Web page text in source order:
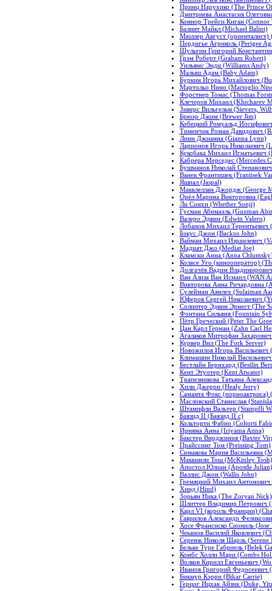
Принц Нарухико (The Prince
Дмитриева Анастасия
Коннор Трейси Киган (Connor
Балинт Майкл (Michael Balint)
Мюллер Август
Пердигье Агриколь (Perigee
Шульгин Григорий
Грэм Роберт (Graham Robert)
Уильямс Энди (Williams Andy)
Малыш Адам (Baby Adam)
Буркин Игорь Михайлович
Мартольо Нино (Martoglio
Форстнер Томас (Thomas
Клечеров Михаил (Klucharev
Зиверс Вильгельм (Sievers,
Брюэр Джим (Brewer Jim)
Кобецкий Ромуальд
Тименчик Роман Давидович
Линн Джианна (Gianna Lynn)
Ларионов Игорь Николаевич
Кукобака Михаил
Кабрера Мерседес (Mercedes
Бушманов Николай
Ванек Франтишек (Frantisek
Яшпал (Jaspal)
Макклеллан Джордж (George
Орёл Марина Викторовна
Ли Сонхи (Whether Sonji)
Гусман Абимаэль (Guzman
Валеро Эдвин (Edwin Valero)
Лобанов Михаил
Бэкус Джон (Backus John)
Вайман Михаил Израилевич
Мадиат Джо (Mediat Joe)
Кламски Анна (Anna
Коласе Уго (кинооператор)
Долгачёв Вадим
Ван Азиза Ван Исмаил (WAN
Викторова Анна Ричардовна
Сулейман Аянлех (Sulaiman
Юферов Сергей Николаевич
Солпитер Эдвин Эрнест (The
Фонтана Сильвия (Fountain
Пётр Греческий (Peter The
Цан Карл Герман (Zahn Carl
Агалаков Митрофан
Курвер Вил (The Fork Server)
Новожилов Игорь
Климашин Николай
Бестлайн Бернхард (Bestlin
Кент Этуотер (Kent Atwater)
Трапезникова Татьяна
Хили Джерри (Healy Jerry)
Саманта Фокс (порноактриса)
Масловский Станислав
Штампфли Вальтер (Stampfli
Баязид II (Баязид II с)
Кольторти Фабио (Coltorti
Ирияма Анна (Iriyama Anna)
Бакстер Вирджиния (Baxter
Прайссинг Том (Preissing Tom)
Симакова Мария Васильевна
Маккинли Тош (McKinley Tosh)
Апостол Юлиан (Apostle Julian)
Валлис Джон (Wallis John)
Гремяцкий Михаил
Хинд (Hind)
Зорьян Ника (The Zoryan Nick)
Шлиттер Владимир Петрович
Карл VI (король Франции)
Гаврилов Александр
Хосе Франсиско Сиониль
Чеканов Василий Яковлевич
Серенж Николя Шарль (Serene
Бельке Туре Габриель (Belek
Комбс Холли Мари (Combs
Волков Кирилл Евгеньевич
Иванов Григорий Федосеевич
Бикмур Кэрри (Bikar Carrie)
Герцог Ицхак Айзик (Duke,